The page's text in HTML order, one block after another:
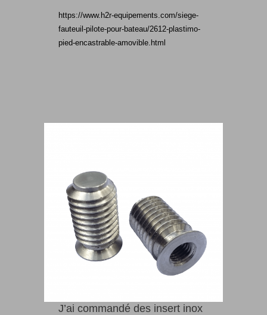
https://www.h2r-equipements.com/siege-
fauteuil-pilote-pour-bateau/2612-plastimo-
pied-encastrable-amovible.html
J’ai commandé des insert inox